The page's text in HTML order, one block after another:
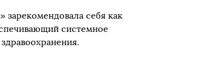
себя как
системное